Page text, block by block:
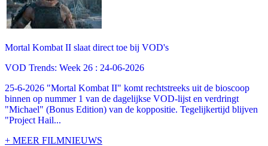
Mortal Kombat II slaat direct toe bij VOD's
VOD Trends: Week 26 : 24-06-2026
25-6-2026 "Mortal Kombat II" komt rechtstreeks uit de bioscoop
binnen op nummer 1 van de dagelijkse VOD-lijst en verdringt
"Michael" (Bonus Edition) van de koppositie. Tegelijkertijd blijven
"Project Hail...
+ MEER FILMNIEUWS